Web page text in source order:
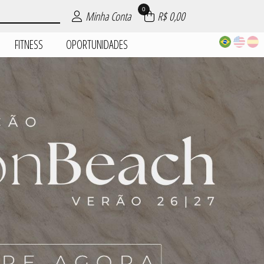
Minha Conta 0 R$ 0,00
FITNESS OPORTUNIDADES